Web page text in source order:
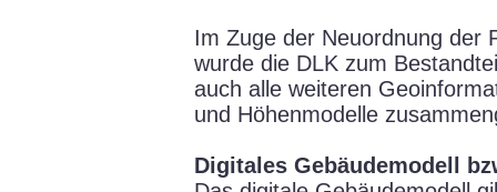
Im Zuge der Neuordnung der
wurde die DLK zum
auch alle weiteren
und Höhenmodelle
Digitales Gebäudemodell